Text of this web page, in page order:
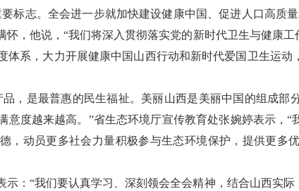
标志。全会进一步就加快建设健康中国、促进人口高质
怀，他说，“我们将深入贯彻落实党的新时代卫生与健康
体系，大力开展健康中国山西行动和新时代爱国卫生运
，是最普惠的民生福祉。美丽山西是美丽中国的组成
意度越来越高。”省生态环境厅宣传教育处张婉婷表示，
，动员更多社会力量积极参与生态环境保护，提供更多
示：“我们要认真学习、深刻领会全会精神，结合山西实